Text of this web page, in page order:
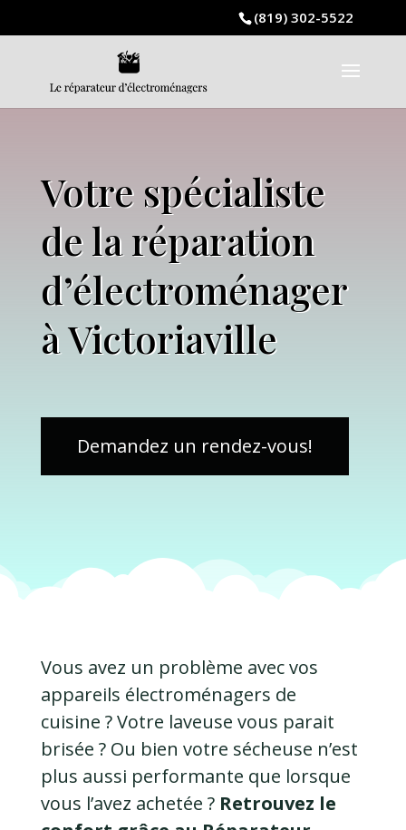
(819) 302-5522
Votre spécialiste
de la réparation
d’électroménager
à Victoriaville
Demandez un rendez-vous!
Vous avez un problème avec vos
appareils électroménagers de
cuisine ? Votre laveuse vous parait
brisée ? Ou bien votre sécheuse n’est
plus aussi performante que lorsque
vous l’avez achetée ? Retrouvez le